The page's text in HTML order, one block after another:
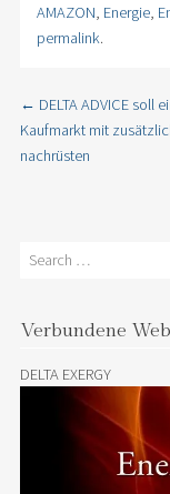
AMAZON, Energie,
permalink.
Post
← DELTA ADVICE soll
Kaufmarkt mit
nachrüsten
Search
Verbundene
DELTA EXERGY